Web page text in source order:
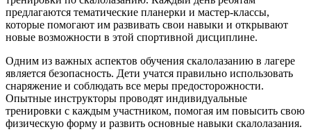
предлагаются тематические планерки и мастер-классы,
которые помогают им развивать свои навыки и открывают
новые возможности в этой спортивной дисциплине.
Одним из важных аспектов обучения скалолазанию в лагере
является безопасность. Дети учатся правильно использовать
снаряжение и соблюдать все меры предосторожности.
Опытные инструкторы проводят индивидуальные
тренировки с каждым участником, помогая им повысить свою
физическую форму и развить основные навыки скалолазания.